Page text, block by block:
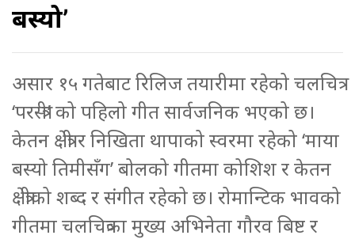
बस्यो’
असार १५ गतेबाट रिलिज तयारीमा रहेको चलचित्र
‘परस्त्री’ को पहिलो गीत सार्वजनिक भएको छ।
केतन क्षेत्री र निखिता थापाको स्वरमा रहेको ‘माया
बस्यो तिमीसँग’ बोलको गीतमा कोशिश र केतन
क्षेत्रीको शब्द र संगीत रहेको छ। रोमान्टिक भावको
गीतमा चलचित्रका मुख्य अभिनेता गौरव बिष्ट र